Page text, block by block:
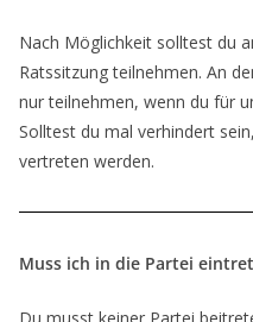
Nach Möglichkeit solltest du
Ratssitzung teilnehmen. An
nur teilnehmen, wenn du für
Solltest du mal verhindert
vertreten werden.
Muss ich in die Partei